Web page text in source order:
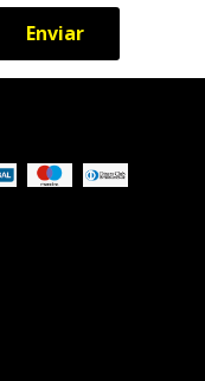
Enviar